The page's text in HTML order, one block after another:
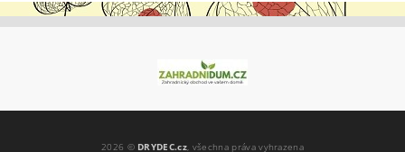
2026 © DRYDEC.cz, všechna práva vyhrazena